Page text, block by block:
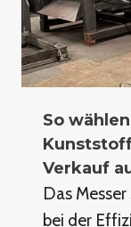
So
Verkauf
Das
bei der